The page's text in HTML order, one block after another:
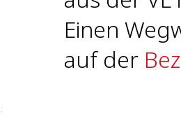
Einen
auf der